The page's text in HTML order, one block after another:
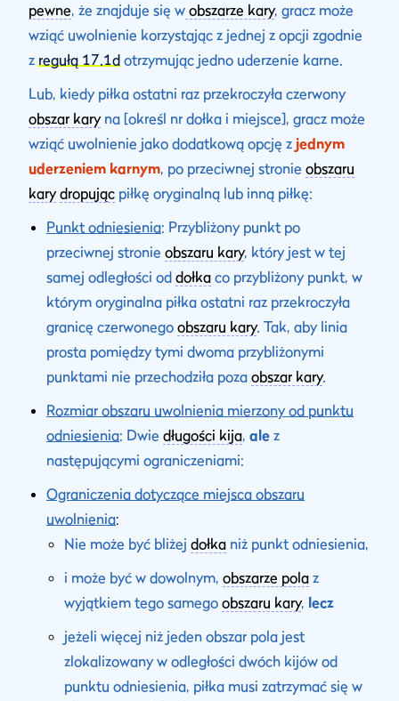
pewne, że znajduje się w obszarze kary, gracz może
wziąć uwolnienie korzystając z jednej z opcji zgodnie
z regułą 17.1d otrzymując jedno uderzenie karne.
Lub, kiedy piłka ostatni raz przekroczyła czerwony
obszar karyna [określ nr dołka i miejsce], gracz może
wziąć uwolnienie jako dodatkową opcję z jednym
uderzeniem karnym, po przeciwnej stronie obszaru
kary dropując piłkę oryginalną lub inną piłkę:
Punkt odniesienia: Przybliżony punkt po
przeciwnej stronie obszaru kary, który jest w tej
samej odległości od dołka co przybliżony punkt, w
którym oryginalna piłka ostatni raz przekroczyła
granicę czerwonego obszaru kary. Tak, aby linia
prosta pomiędzy tymi dwoma przybliżonymi
punktami nie przechodziła poza obszar kary.
Rozmiar obszaru uwolnienia mierzony od punktu
odniesienia: Dwie długości kija, ale z
następującymi ograniczeniami:
Ograniczenia dotyczące miejsca obszaru
uwolnienia:
Nie może być bliżej dołka niż punkt odniesienia,
i może być w dowolnym, obszarze pola z
wyjątkiem tego samego obszaru kary, lecz
jeżeli więcej niż jeden obszar pola jest
zlokalizowany w odległości dwóch kijów od
punktu odniesienia, piłka musi zatrzymać się w